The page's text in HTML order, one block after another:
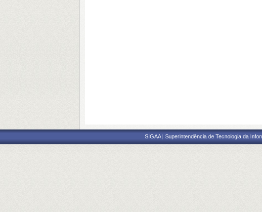
SIGAA | Superintendência de Tecnologia da